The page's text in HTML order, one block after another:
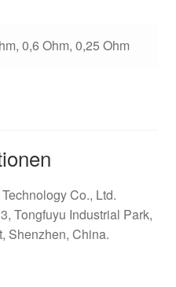
0,6 Ohm, 0,25 Ohm
Co., Ltd.
Tongfuyu Industrial Park,
Shenzhen, China.